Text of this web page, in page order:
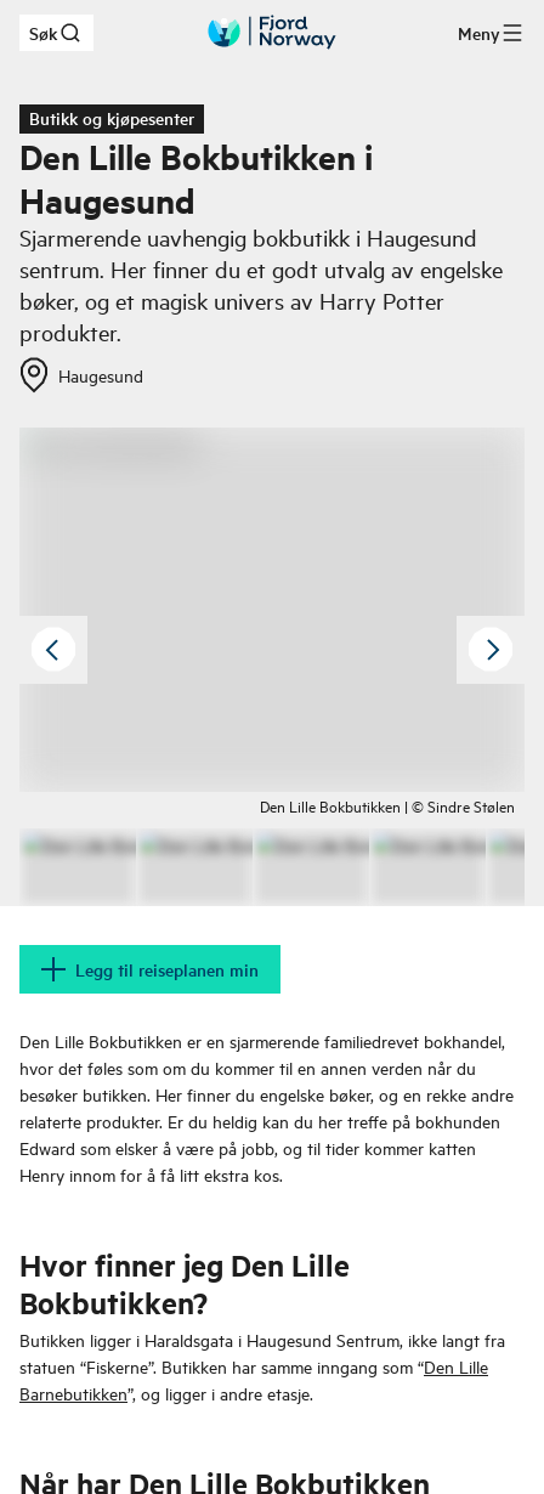
Hopp til hovedinnhold
Søk Meny
Butikk og kjøpesenter
Den Lille Bokbutikken i
Haugesund
Sjarmerende uavhengig bokbutikk i Haugesund
sentrum. Her finner du et godt utvalg av engelske
bøker, og et magisk univers av Harry Potter
produkter.
Haugesund
Den Lille Bokbutikken | © Sindre Stølen
Legg til reiseplanen min
Den Lille Bokbutikken er en sjarmerende familiedrevet bokhandel,
hvor det føles som om du kommer til en annen verden når du
besøker butikken. Her finner du engelske bøker, og en rekke andre
relaterte produkter. Er du heldig kan du her treffe på bokhunden
Edward som elsker å være på jobb, og til tider kommer katten
Henry innom for å få litt ekstra kos.
Hvor finner jeg Den Lille
Bokbutikken?
Butikken ligger i Haraldsgata i Haugesund Sentrum, ikke langt fra
statuen “Fiskerne”. Butikken har samme inngang som “Den Lille
Barnebutikken”, og ligger i andre etasje.
Når har Den Lille Bokbutikken